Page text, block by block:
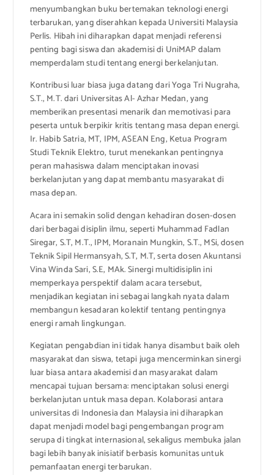
menyumbangkan buku bertemakan teknologi energi
terbarukan, yang diserahkan kepada Universiti Malaysia
Perlis. Hibah ini diharapkan dapat menjadi referensi
penting bagi siswa dan akademisi di UniMAP dalam
memperdalam studi tentang energi berkelanjutan.
Kontribusi luar biasa juga datang dari Yoga Tri Nugraha,
S.T., M.T. dari Universitas Al- Azhar Medan, yang
memberikan presentasi menarik dan memotivasi para
peserta untuk berpikir kritis tentang masa depan energi.
Ir. Habib Satria, MT, IPM, ASEAN Eng, Ketua Program
Studi Teknik Elektro, turut menekankan pentingnya
peran mahasiswa dalam menciptakan inovasi
berkelanjutan yang dapat membantu masyarakat di
masa depan.
Acara ini semakin solid dengan kehadiran dosen-dosen
dari berbagai disiplin ilmu, seperti Muhammad Fadlan
Siregar, S.T, M.T., IPM, Moranain Mungkin, S.T., MSi, dosen
Teknik Sipil Hermansyah, S.T, M.T, serta dosen Akuntansi
Vina Winda Sari, S.E, MAk. Sinergi multidisiplin ini
memperkaya perspektif dalam acara tersebut,
menjadikan kegiatan ini sebagai langkah nyata dalam
membangun kesadaran kolektif tentang pentingnya
energi ramah lingkungan.
Kegiatan pengabdian ini tidak hanya disambut baik oleh
masyarakat dan siswa, tetapi juga mencerminkan sinergi
luar biasa antara akademisi dan masyarakat dalam
mencapai tujuan bersama: menciptakan solusi energi
berkelanjutan untuk masa depan. Kolaborasi antara
universitas di Indonesia dan Malaysia ini diharapkan
dapat menjadi model bagi pengembangan program
serupa di tingkat internasional, sekaligus membuka jalan
bagi lebih banyak inisiatif berbasis komunitas untuk
pemanfaatan energi terbarukan.